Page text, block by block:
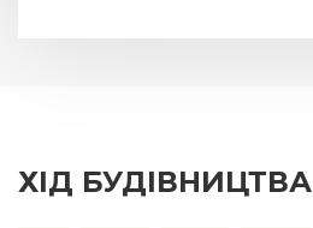
ХІД БУДІВНИЦТВА